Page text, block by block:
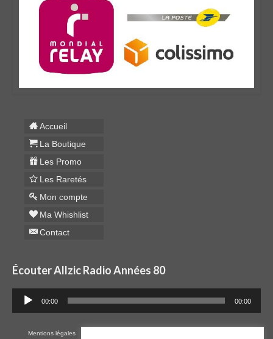
Accueil
La Boutique
Les Promo
Les Raretés
Mon compte
Ma Whishlist
Contact
Écouter Allzic Radio Années 80
Lecteur
audio
00:00 00:00
Mentions légales